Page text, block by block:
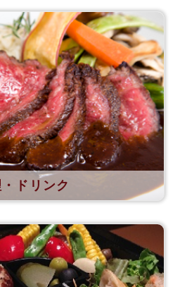
ドリンク